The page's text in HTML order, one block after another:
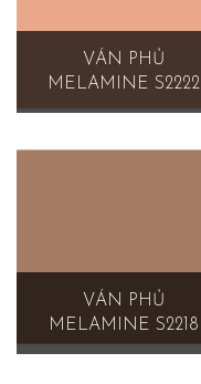
VÁN PHỦ
MELAMINE S2222
VÁN PHỦ
MELAMINE S2218